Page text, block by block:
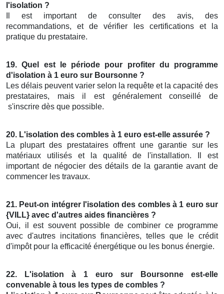
l'isolation ?
Il est important de consulter des avis, des
recommandations, et de vérifier les certifications et la
pratique du prestataire.
19. Quel est le période pour profiter du programme
d'isolation à 1 euro sur Boursonne ?
Les délais peuvent varier selon la requête et la capacité des
prestataires, mais il est généralement conseillé de
s'inscrire dès que possible.
20. L'isolation des combles à 1 euro est-elle assurée ?
La plupart des prestataires offrent une garantie sur les
matériaux utilisés et la qualité de l'installation. Il est
important de négocier des détails de la garantie avant de
commencer les travaux.
21. Peut-on intégrer l'isolation des combles à 1 euro sur
{VILL} avec d'autres aides financières ?
Oui, il est souvent possible de combiner ce programme
avec d'autres incitations financières, telles que le crédit
d'impôt pour la efficacité énergétique ou les bonus énergie.
22. L'isolation à 1 euro sur Boursonne est-elle
convenable à tous les types de combles ?